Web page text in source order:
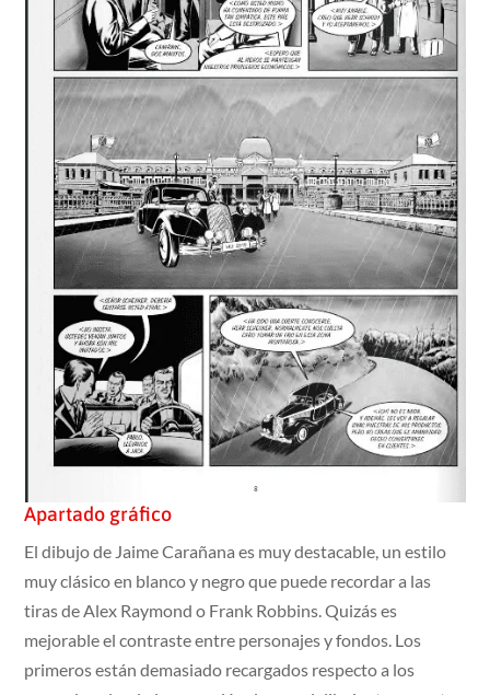
Apartado gráfico
El dibujo de Jaime Carañana es muy destacable, un estilo
muy clásico en blanco y negro que puede recordar a las
tiras de Alex Raymond o Frank Robbins. Quizás es
mejorable el contraste entre personajes y fondos. Los
primeros están demasiado recargados respecto a los